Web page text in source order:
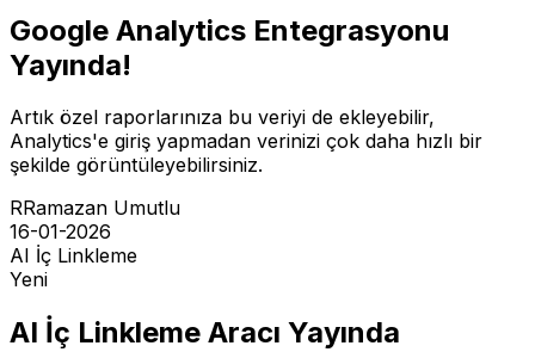
Google Analytics Entegrasyonu
Yayında!
Artık özel raporlarınıza bu veriyi de ekleyebilir,
Analytics'e giriş yapmadan verinizi çok daha hızlı bir
şekilde görüntüleyebilirsiniz.
RRamazan Umutlu
16-01-2026
AI İç Linkleme
Yeni
AI İç Linkleme Aracı Yayında